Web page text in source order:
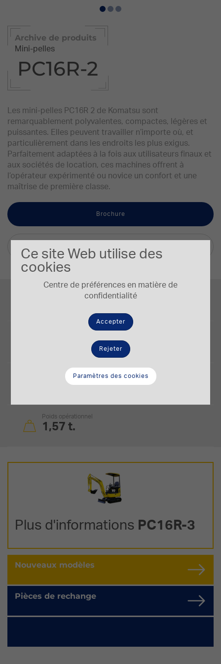
Ce site Web utilise des
cookies
Centre de préférences en matière de
confidentialité
Accepter
Rejeter
Paramètres des cookies
Archive de produits
Mini-pelles
PC16R-2
Les mini-pelles PC16R 2 de Komatsu sont
remarquablement polyvalentes, compactes, légères et
puissantes. Elles peuvent travailler n’importe où, et
particulièrement dans les endroits les plus exigus.
Parfaitement adaptées à la fois aux utilisateurs finaux et
aux sociétés de location, ces machines offrent à
l’opérateur expérimenté ou novice un confort et une
maîtrise de première classe.
Brochure
Puissance du moteur
11,2/14,7 kW/HP
0,03-0,06 m³
Profondeur max. d’excavation
2,41 m
Poids opérationnel
1,57 t.
Plus d'informations PC16R-3
Nouveaux modèles
Pièces de rechange